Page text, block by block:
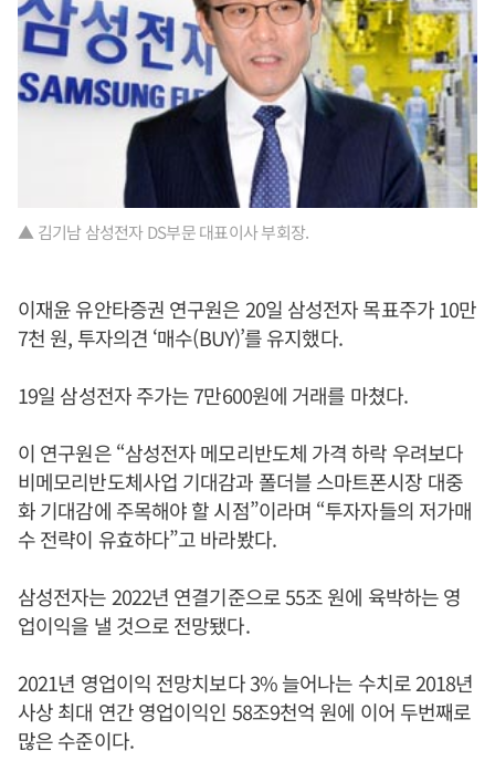
▲ 김기남 삼성전자 DS부문 대표이사 부회장.
이재윤 유안타증권 연구원은 20일 삼성전자 목표주가 10만
7천 원, 투자의견 ‘매수(BUY)’를 유지했다.
19일 삼성전자 주가는 7만600원에 거래를 마쳤다.
이 연구원은 “삼성전자 메모리반도체 가격 하락 우려보다
비메모리반도체사업 기대감과 폴더블 스마트폰시장 대중
화 기대감에 주목해야 할 시점”이라며 “투자자들의 저가매
수 전략이 유효하다”고 바라봤다.
삼성전자는 2022년 연결기준으로 55조 원에 육박하는 영
업이익을 낼 것으로 전망됐다.
2021년 영업이익 전망치보다 3% 늘어나는 수치로 2018년
사상 최대 연간 영업이익인 58조9천억 원에 이어 두번째로
많은 수준이다.